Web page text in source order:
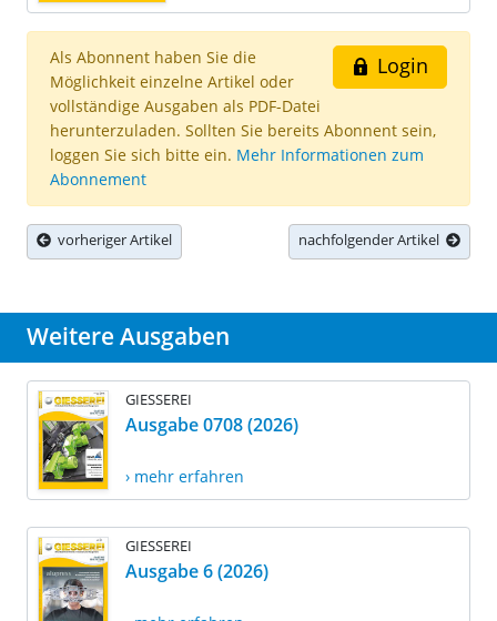
Login
Als Abonnent haben Sie die
Möglichkeit einzelne Artikel oder
vollständige Ausgaben als PDF-Datei
herunterzuladen. Sollten Sie bereits Abonnent sein,
loggen Sie sich bitte ein. Mehr Informationen zum
Abonnement
vorheriger Artikel nachfolgender Artikel
Weitere Ausgaben
GIESSEREI
Ausgabe 0708 (2026)
› mehr erfahren
GIESSEREI
Ausgabe 6 (2026)